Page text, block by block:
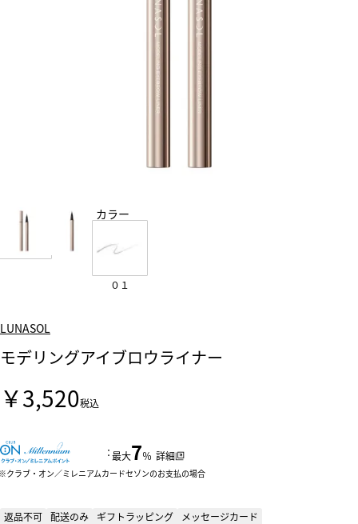
カラー
０１
LUNASOL
モデリングアイブロウライナー
￥3,520税込
：最大7％ 詳細
クラブ・オン／ミレニアムカードセゾンのお支払の場合
返品不可 配送のみ ギフトラッピング メッセージカード